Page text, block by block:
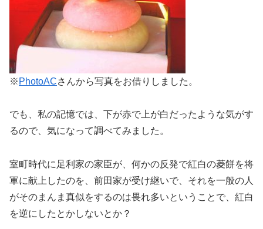
※ PhotoACさんから写真をお借りしました。
でも、私の記憶では、下が赤で上が白だったような気がす
るので、気になって調べてみました。
室町時代に足利家の家臣が、何かの反発で紅白の菱餅を将
軍に献上したのを、前田家が受け継いで、それを一般の人
がそのまんま真似をするのは畏れ多いということで、紅白
を逆にしたとかしないとか？